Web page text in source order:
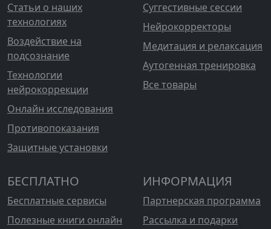
Статьи о наших
технологиях
Воздействие на
подсознание
Технологии
нейрокоррекции
Онлайн исследования
Противопоказания
Защитные установки
Суггестивные сессии
Нейрокорректоры
Медитация и релаксация
Аутогенная тренировка
Все товары
БЕСПЛАТНО
Бесплатные сервисы
Полезные книги онлайн
ИНФОРМАЦИЯ
Партнерская программа
Рассылка и подарки